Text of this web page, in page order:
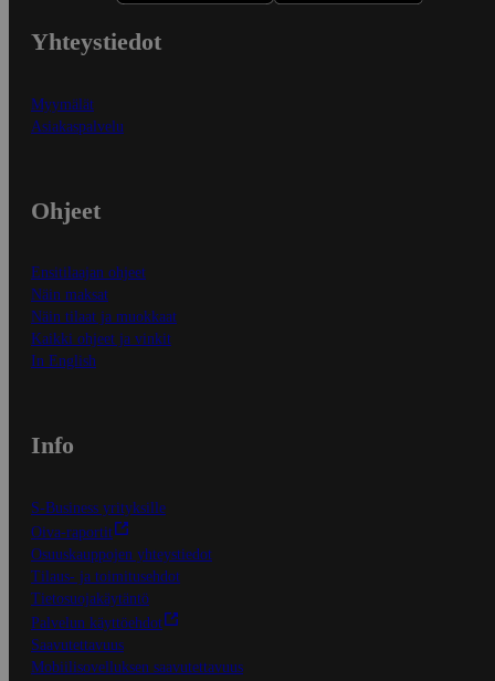
Yhteystiedot
Myymälät
Asiakaspalvelu
Ohjeet
Ensitilaajan ohjeet
Näin maksat
Näin tilaat ja muokkaat
Kaikki ohjeet ja vinkit
In English
Info
S-Business yrityksille
Oiva-raportit
Osuuskauppojen yhteystiedot
Tilaus- ja toimitusehdot
Tietosuojakäytäntö
Palvelun käyttöehdot
Saavutettavuus
Mobiilisovelluksen saavutettavuus